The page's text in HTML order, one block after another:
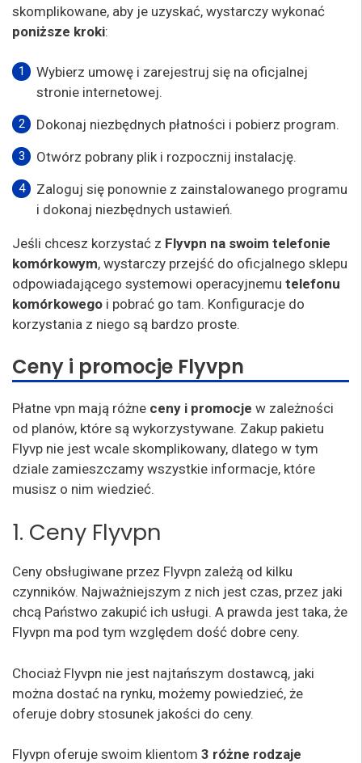
skomplikowane, aby je uzyskać, wystarczy wykonać
poniższe kroki:
Wybierz umowę i zarejestruj się na oficjalnej
stronie internetowej.
Dokonaj niezbędnych płatności i pobierz program.
Otwórz pobrany plik i rozpocznij instalację.
Zaloguj się ponownie z zainstalowanego programu
i dokonaj niezbędnych ustawień.
Jeśli chcesz korzystać z Flyvpn na swoim telefonie
komórkowym, wystarczy przejść do oficjalnego sklepu
odpowiadającego systemowi operacyjnemu telefonu
komórkowego i pobrać go tam. Konfiguracje do
korzystania z niego są bardzo proste.
Ceny i promocje Flyvpn
Płatne vpn mają różne ceny i promocje w zależności
od planów, które są wykorzystywane. Zakup pakietu
Flyvp nie jest wcale skomplikowany, dlatego w tym
dziale zamieszczamy wszystkie informacje, które
musisz o nim wiedzieć.
1. Ceny Flyvpn
Ceny obsługiwane przez Flyvpn zależą od kilku
czynników. Najważniejszym z nich jest czas, przez jaki
chcą Państwo zakupić ich usługi. A prawda jest taka, że
Flyvpn ma pod tym względem dość dobre ceny.
Chociaż Flyvpn nie jest najtańszym dostawcą, jaki
można dostać na rynku, możemy powiedzieć, że
oferuje dobry stosunek jakości do ceny.
Flyvpn oferuje swoim klientom 3 różne rodzaje